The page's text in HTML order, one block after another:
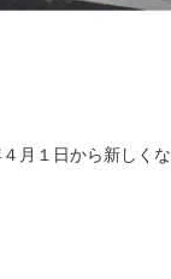
月１日から新しく